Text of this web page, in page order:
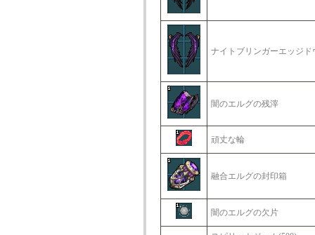
ナイトブリンガーエッジド
闇のエルグの残滓
頑丈な輪
融合エルグの封印箱
闇のエルグの欠片